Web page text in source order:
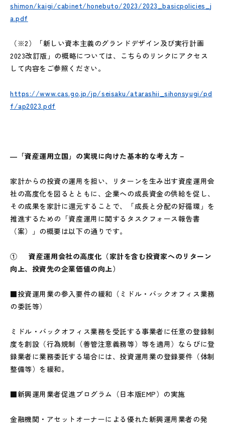
shimon/kaigi/cabinet/honebuto/2023/2023_basicpolicies_j
a.pdf
（※2）「新しい資本主義のグランドデザイン及び実行計画
2023改訂版」の概略については、こちらのリンクにアクセス
して内容をご参照ください。
https://www.cas.go.jp/jp/seisaku/atarashii_sihonsyugi/pd
f/ap2023.pdf
―「資産運用立国」の実現に向けた基本的な考え方－
家計からの投資の運用を担い、リターンを生み出す資産運用会
社の高度化を図るとともに、企業への成長資金の供給を促し、
その成果を家計に還元することで、「成長と分配の好循環」を
推進するための「資産運用に関するタスクフォース報告書
（案）」の概要は以下の通りです。
① 資産運用会社の高度化（家計を含む投資家へのリターン
向上、投資先の企業価値の向上）
■投資運用業の参入要件の緩和（ミドル・バックオフィス業務
の委託等）
ミドル・バックオフィス業務を受託する事業者に任意の登録制
度を創設（行為規制（善管注意義務等）等を適用）ならびに登
録業者に業務委託する場合には、投資運用業の登録要件（体制
整備等）を緩和。
■新興運用業者促進プログラム（日本版EMP）の実施
金融機関・アセットオーナーによる優れた新興運用業者の発